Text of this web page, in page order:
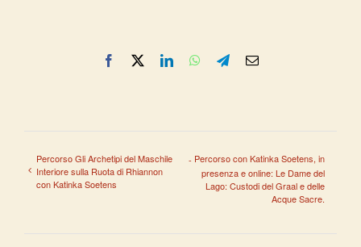
Facebook LinkedInWhatsApp
TelegramEmail
Percorso Gli Archetipi del Maschile
Interiore sulla Ruota di Rhiannon
con Katinka Soetens
Percorso con Katinka Soetens, in
presenza e online: Le Dame del
Lago: Custodi del Graal e delle
Acque Sacre.